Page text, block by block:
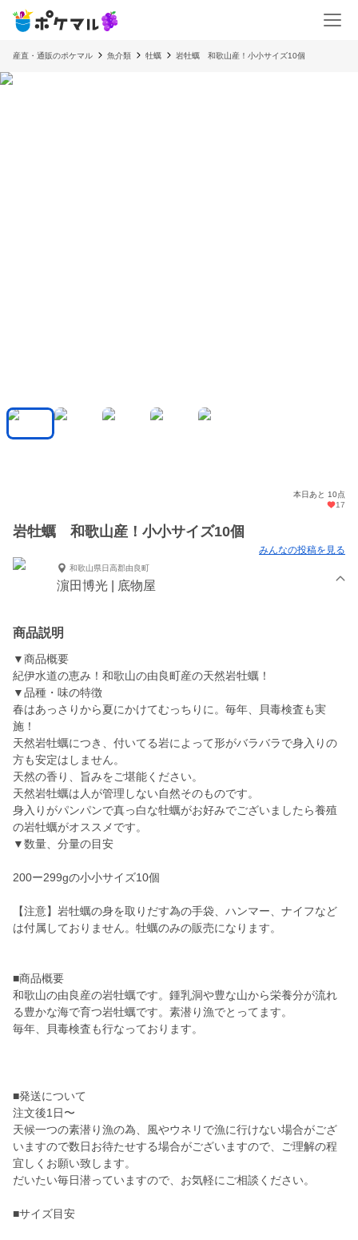
産直・通販のポケマル 魚介類 牡蠣 岩牡蠣 和歌山産！小小サイズ10個
本日あと 10点
17
岩牡蠣 和歌山産！小小サイズ10個
みんなの投稿を見る
和歌山県日高郡由良町
濵田博光 | 底物屋
商品説明
▼商品概要
紀伊水道の恵み！和歌山の由良町産の天然岩牡蠣！
▼品種・味の特徴
春はあっさりから夏にかけてむっちりに。毎年、貝毒検査も実
施！
天然岩牡蠣につき、付いてる岩によって形がバラバラで身入りの
方も安定はしません。
天然の香り、旨みをご堪能ください。
天然岩牡蠣は人が管理しない自然そのものです。
身入りがパンパンで真っ白な牡蠣がお好みでございましたら養殖
の岩牡蠣がオススメです。
▼数量、分量の目安
200ー299gの小小サイズ10個
【注意】岩牡蠣の身を取りだす為の手袋、ハンマー、ナイフなど
は付属しておりません。牡蠣のみの販売になります。
■商品概要
和歌山の由良産の岩牡蠣です。鍾乳洞や豊な山から栄養分が流れ
る豊かな海で育つ岩牡蠣です。素潜り漁でとってます。
毎年、貝毒検査も行なっております。
■発送について
注文後1日〜
天候一つの素潜り漁の為、風やウネリで漁に行けない場合がござ
いますので数日お待たせする場合がございますので、ご理解の程
宜しくお願い致します。
だいたい毎日潜っていますので、お気軽にご相談ください。
■サイズ目安